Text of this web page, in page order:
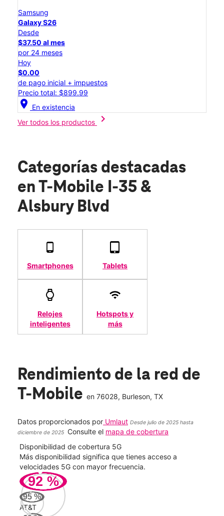
Samsung
Galaxy S26
Desde
$37.50 al mes
por 24 meses
Hoy
$0.00
de pago inicial + impuestos
Precio total: $899.99
location_on En existencia
Ver todos los productos
chevron_right
Categorías destacadas
en T-Mobile I-35 &
Alsbury Blvd
Smartphones Tablets
Relojes
inteligentes
Hotspots y
más
Rendimiento de la red de
T-Mobile en 76028, Burleson, TX
Datos proporcionados por Umlaut Desde julio de 2025 hasta
diciembre de 2025
Consulte el mapa de cobertura
Disponibilidad de cobertura 5G
Más disponibilidad significa que tienes acceso a
velocidades 5G con mayor frecuencia.
92 %
95 %
AT&T